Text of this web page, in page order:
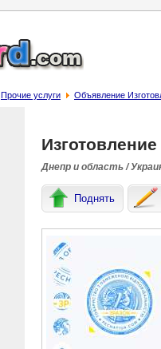
Прочие услуги Объявление
Днепр и область /
Поднять